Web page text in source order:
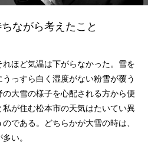
ながら考えたこと
ほど気温は下がらなかった。雪を
っすら白く湿度がない粉雪が覆う
大雪の様子を心配される方から便
が住む松本市の天気はたいてい異
である。どちらかが大雪の時は、
い。